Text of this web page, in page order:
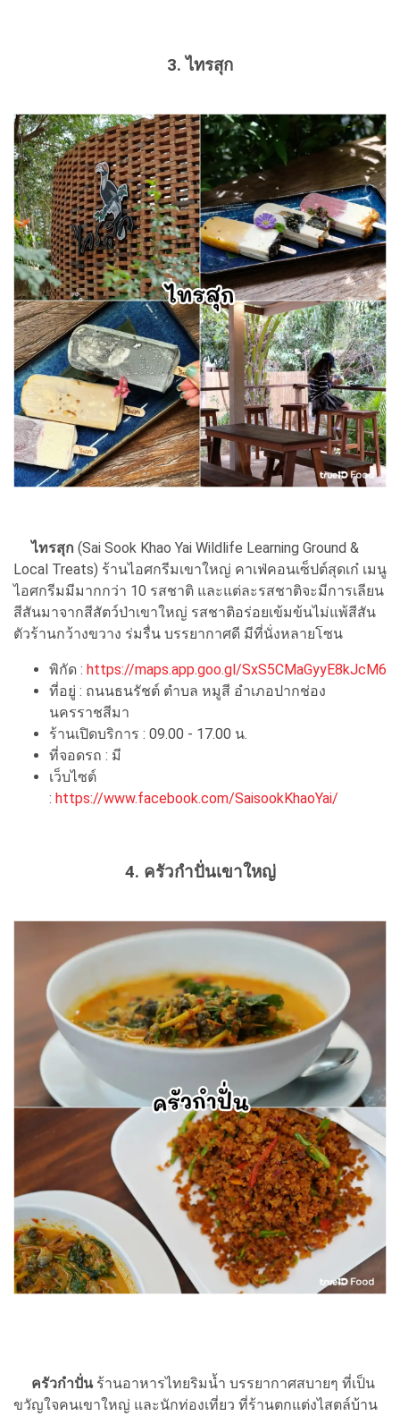
3. ไทรสุก
ไทรสุก (Sai Sook Khao Yai Wildlife Learning Ground &
Local Treats) ร้านไอศกรีมเขาใหญ่ คาเฟ่คอนเซ็ปต์สุดเก๋ เมนู
ไอศกรีมมีมากกว่า 10 รสชาติ และแต่ละรสชาติจะมีการเลียน
สีสันมาจากสีสัตว์ป่าเขาใหญ่ รสชาติอร่อยเข้มข้นไม่แพ้สีสัน
ตัวร้านกว้างขวาง ร่มรื่น บรรยากาศดี มีที่นั่งหลายโซน
พิกัด : https://maps.app.goo.gl/SxS5CMaGyyE8kJcM6
ที่อยู่ : ถนนธนรัชต์ ตำบล หมูสี อำเภอปากช่อง
นครราชสีมา
ร้านเปิดบริการ : 09.00 - 17.00 น.
ที่จอดรถ : มี
เว็บไซต์
: https://www.facebook.com/SaisookKhaoYai/
4. ครัวกำปั่นเขาใหญ่
ครัวกำปั่นร้านอาหารไทยริมน้ำ บรรยากาศสบายๆ ที่เป็น
ขวัญใจคนเขาใหญ่ และนักท่องเที่ยว ที่ร้านตกแต่งไสตล์บ้าน